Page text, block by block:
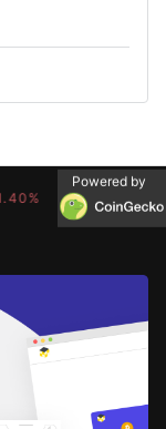
BNB $592.50
Powered by